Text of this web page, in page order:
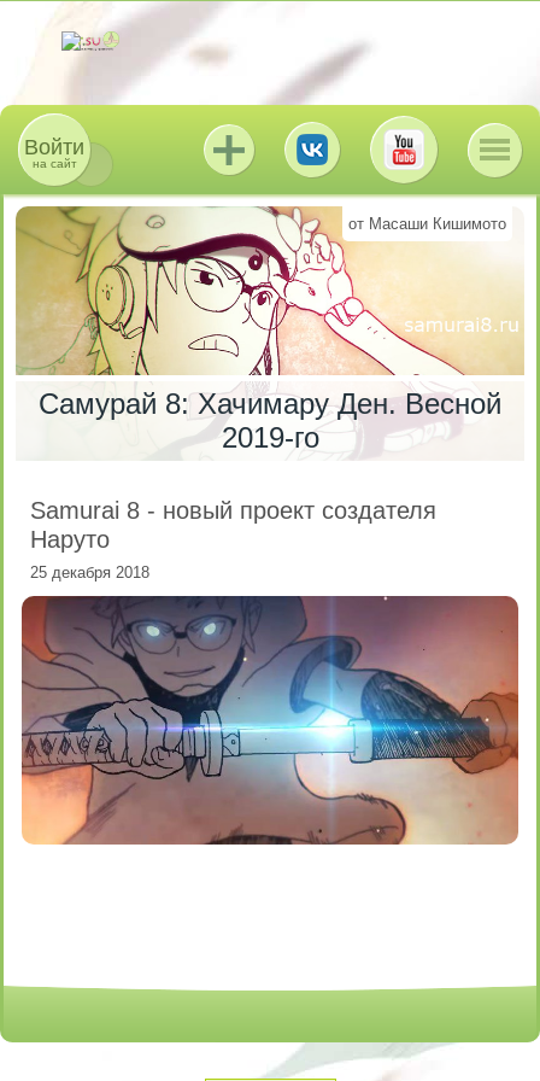
Войти
на сайт
Самурай 8: Хачимару Ден. Весной
2019-го
от Масаши Кишимото
Samurai 8 - новый проект создателя
Наруто
25 декабря 2018